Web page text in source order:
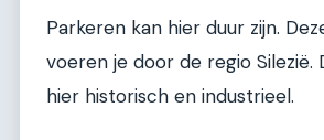
Parkeren kan hier duur zijn.
voeren je door de regio Silezië.
hier historisch en industrieel.